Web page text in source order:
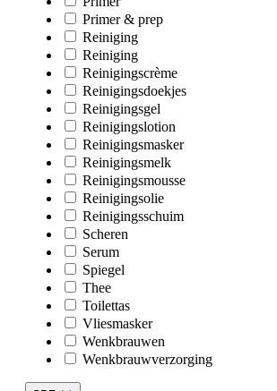
Primer & prep
Reiniging
Reiniging
Reinigingscrème
Reinigingsdoekjes
Reinigingsgel
Reinigingslotion
Reinigingsmasker
Reinigingsmelk
Reinigingsmousse
Reinigingsolie
Reinigingsschuim
Scheren
Serum
Spiegel
Thee
Toilettas
Vliesmasker
Wenkbrauwen
Wenkbrauwverzorging